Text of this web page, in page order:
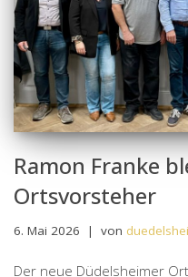
Ramon Franke
Ortsvorsteher
6. Mai 2026 von
Der neue Düdelsheimer